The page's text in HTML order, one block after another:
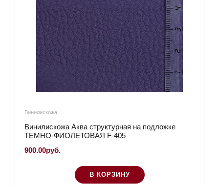
Винилискожа
Винилискожа Аква структурная на подложке
ТЕМНО-ФИОЛЕТОВАЯ F-405
900.00руб.
В КОРЗИНУ